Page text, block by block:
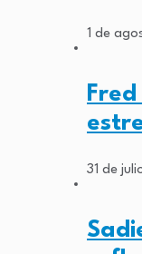
1 de
31 de